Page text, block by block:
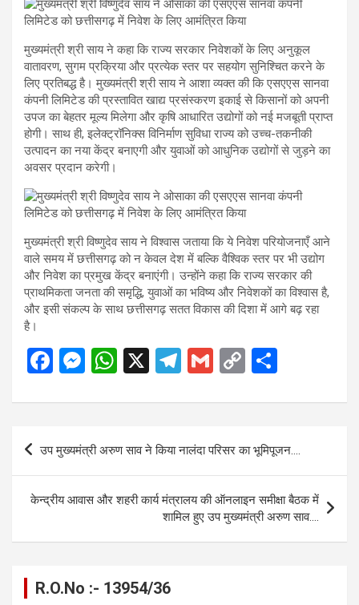
मुख्यमंत्री श्री साय ने कहा कि राज्य सरकार निवेशकों के लिए अनुकूल
वातावरण, सुगम प्रक्रिया और प्रत्येक स्तर पर सहयोग सुनिश्चित करने के
लिए प्रतिबद्ध है। मुख्यमंत्री श्री साय ने आशा व्यक्त की कि एसएएस सानवा
कंपनी लिमिटेड की प्रस्तावित खाद्य प्रसंस्करण इकाई से किसानों को अपनी
उपज का बेहतर मूल्य मिलेगा और कृषि आधारित उद्योगों को नई मजबूती प्राप्त
होगी। साथ ही, इलेक्ट्रॉनिक्स विनिर्माण सुविधा राज्य को उच्च-तकनीकी
उत्पादन का नया केंद्र बनाएगी और युवाओं को आधुनिक उद्योगों से जुड़ने का
अवसर प्रदान करेगी।
मुख्यमंत्री श्री विष्णुदेव साय ने विश्वास जताया कि ये निवेश परियोजनाएँ आने
वाले समय में छत्तीसगढ़ को न केवल देश में बल्कि वैश्विक स्तर पर भी उद्योग
और निवेश का प्रमुख केंद्र बनाएंगी। उन्होंने कहा कि राज्य सरकार की
प्राथमिकता जनता की समृद्धि, युवाओं का भविष्य और निवेशकों का विश्वास है,
और इसी संकल्प के साथ छत्तीसगढ़ सतत विकास की दिशा में आगे बढ़ रहा
है।
F
ce
o
o
k
M
se
n
g
er
W
at
A
p
p
X
T
e
gr
a
m
G
ail
C
py
Li
n
k
ar
Post
navigation
उप मुख्यमंत्री अरुण साव ने किया नालंदा परिसर का भूमिपूजन….
केन्द्रीय आवास और शहरी कार्य मंत्रालय की ऑनलाइन समीक्षा बैठक में
शामिल हुए उप मुख्यमंत्री अरुण साव….
R.O.No :- 13954/36